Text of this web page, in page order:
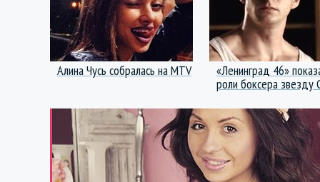
Алина Чусь собралась на MTV
«Ленинград 46»
роли боксера звезду